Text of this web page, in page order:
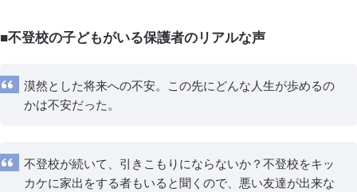
■不登校の子どもがいる保護者のリアルな声
漠然とした将来への不安。この先にどんな人生が歩めるの
かは不安だった。
不登校が続いて、引きこもりにならないか？不登校をキッ
カケに家出をする者もいると聞くので、悪い友達が出来な